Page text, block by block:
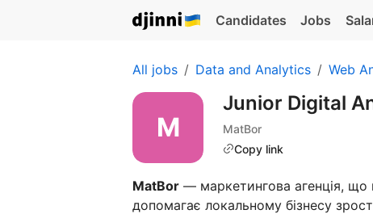
Candidates Jobs
All jobs Data and Analytics Web
Junior Digital
MatBor
Copy link
MatBor — маркетингова агенція,
допомагає локальному бізнесу